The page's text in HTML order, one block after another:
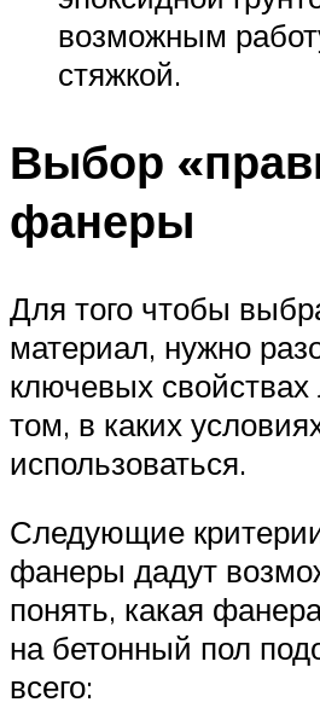
возможным
стяжкой.
Выбор
фанеры
Для того чтобы
материал, нужно
ключевых свойствах
том, в каких
использоваться.
Следующие
фанеры дадут
понять, какая
на бетонный пол
всего: